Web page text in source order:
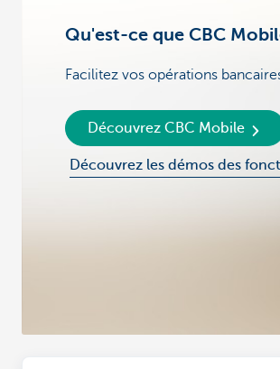
Qu'est-ce que CBC
Facilitez vos opérations
Découvrez CBC Mobile
Découvrez les démos des